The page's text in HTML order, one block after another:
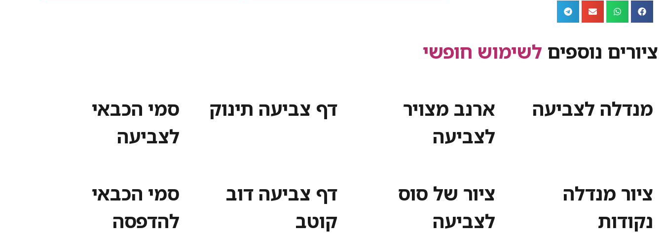
ציורים נוספים לשימוש חופשי
מנדלה לצביעה
ארנב מצויר
לצביעה
דף צביעה תינוק
סמי הכבאי
לצביעה
ציור מנדלה
נקודות
ציור של סוס
לצביעה
דף צביעה דוב
קוטב
סמי הכבאי
להדפסה